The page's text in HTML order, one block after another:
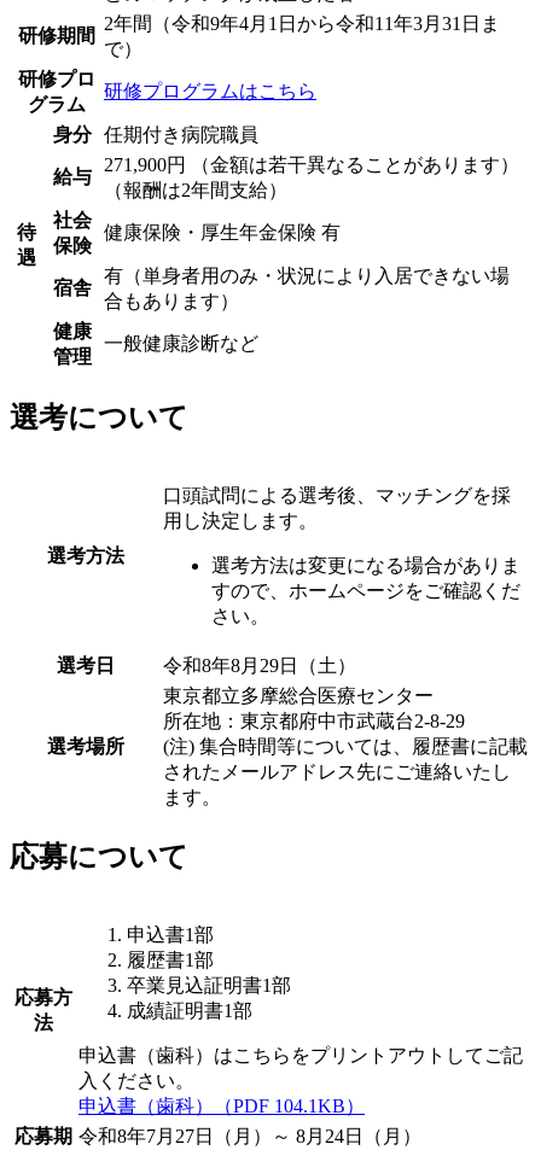
研修期間
2年間（令和9年4月1日から令和11年3月31日ま
で）
研修プロ
グラム
研修プログラムはこちら
待
遇
身分 任期付き病院職員
給与
271,900円 （金額は若干異なることがあります）
（報酬は2年間支給）
社会
保険
健康保険・厚生年金保険 有
宿舎
有（単身者用のみ・状況により入居できない場
合もあります）
健康
管理
一般健康診断など
選考について
選考方法
口頭試問による選考後、マッチングを採
用し決定します。
選考方法は変更になる場合がありま
すので、ホームページをご確認くだ
さい。
選考日 令和8年8月29日（土）
選考場所
東京都立多摩総合医療センター
所在地：東京都府中市武蔵台2-8-29
(注) 集合時間等については、履歴書に記載
されたメールアドレス先にご連絡いたし
ます。
応募について
応募方
法
申込書1部
履歴書1部
卒業見込証明書1部
成績証明書1部
申込書（歯科）はこちらをプリントアウトしてご記
入ください。
申込書（歯科）
（PDF 104.1KB）
応募期 令和8年7月27日（月）～ 8月24日（月）